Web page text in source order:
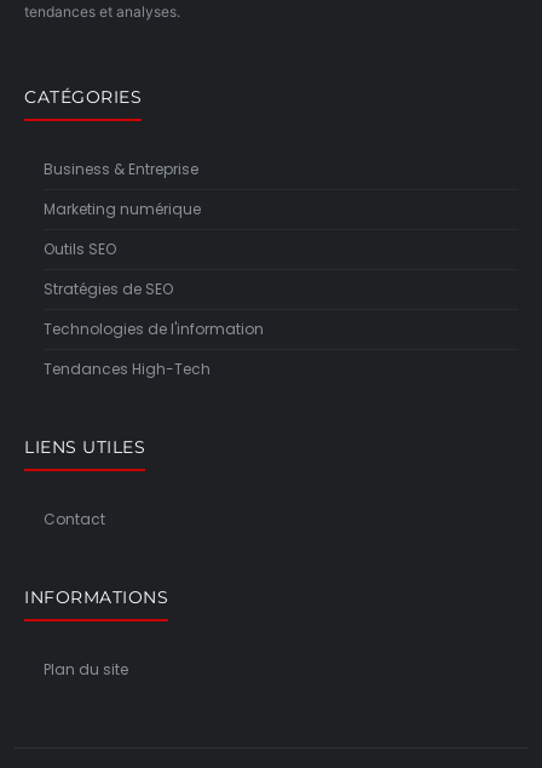
tendances et analyses.
CATÉGORIES
Business & Entreprise
Marketing numérique
Outils SEO
Stratégies de SEO
Technologies de l'information
Tendances High-Tech
LIENS UTILES
Contact
INFORMATIONS
Plan du site